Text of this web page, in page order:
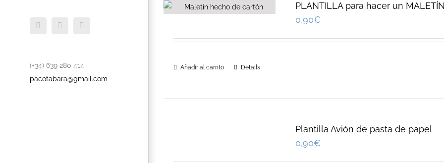
FacebookTwitter
(+34) 639 280 414
pacotabara@gmail.com
PLANTILLA para hacer un
0,90€
Añadir al carrito Details
Plantilla Avión de pasta de papel
0,90€